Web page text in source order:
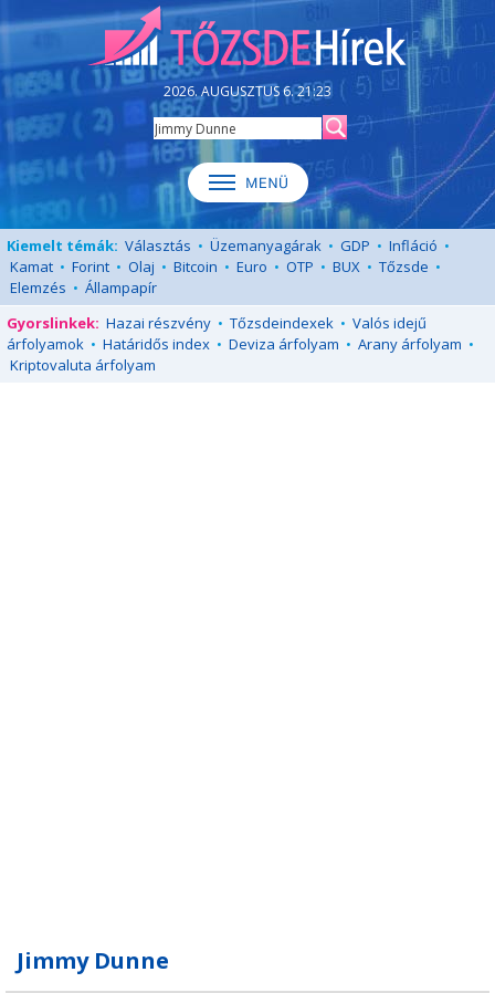
2026. AUGUSZTUS 6. 21:23
Kiemelt témák: Választás • Üzemanyagárak • GDP • Infláció •
Kamat • Forint • Olaj • Bitcoin • Euro • OTP • BUX • Tőzsde •
Elemzés • Állampapír
Gyorslinkek: Hazai részvény • Tőzsdeindexek • Valós idejű
árfolyamok • Határidős index • Deviza árfolyam • Arany árfolyam •
Kriptovaluta árfolyam
Jimmy Dunne